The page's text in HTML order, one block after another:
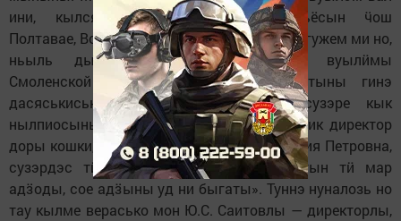
ини, кылсярысь, пиналъёс дышетӥсьёсын ӵош
Полтавае, Волгоградэ ветлӥзы. 1987 арын, гужем ми но,
ньыль дышетӥсьёс, 25 пиналъёсын вуылӥмы
Смоленской областе. Сюрес вылэ потыны гинэ
дасяськисько, Ципьяын улӥсь Рита сузэре кык
нылпиосыныз лыктыса пыриз. Мон соку ик директор
доры кошки, со кылзӥськиз но шуиз: «Мария Петровна,
сузэрдэс тӥ трос пол адӟоды, нош отын тӥ мар
адӟоды, сое адӟыны уд ни быгаты». Туннэ нуналозь но
тау кылме верасько мон Ю.С. Саитовлы — директорлы,